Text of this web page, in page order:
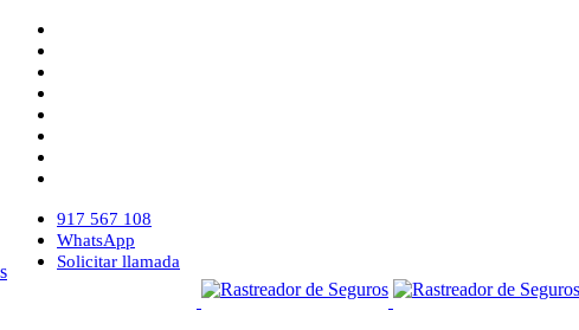
917 567 108
WhatsApp
Solicitar llamada